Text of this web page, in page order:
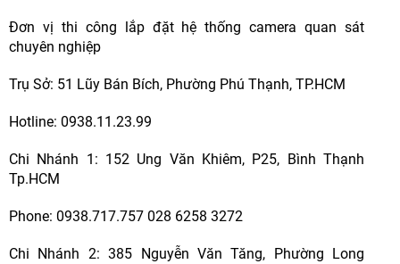
Đơn vị thi công lắp đặt hệ thống camera quan sát
chuyên nghiệp
Trụ Sở: 51 Lũy Bán Bích, Phường Phú Thạnh, TP.HCM
Hotline: 0938.11.23.99
Chi Nhánh 1: 152 Ung Văn Khiêm, P25, Bình Thạnh
Tp.HCM
Phone: 0938.717.757 028 6258 3272
Chi Nhánh 2: 385 Nguyễn Văn Tăng, Phường Long